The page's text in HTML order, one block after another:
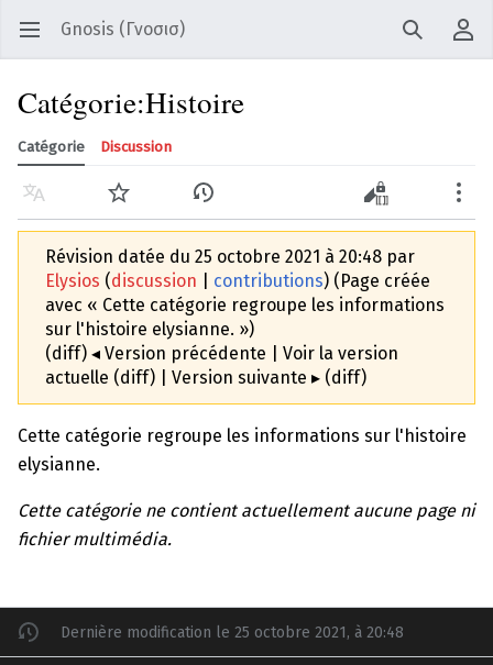
Ouvrir le menu principal
Gnosis (Γνοσισ)
Menu utilisateur
Catégorie:Histoire
Catégorie Discussion
Langue Suivre Historique Modifier le wikicode Plus
Révision datée du 25 octobre 2021 à 20:48 par
Elysios (discussion contributions) (Page créée
avec « Cette catégorie regroupe les informations
sur l'histoire elysianne. »)
(diff) ◂ Version précédente | Voir la version
actuelle (diff) | Version suivante ▸ (diff)
Cette catégorie regroupe les informations sur l'histoire
elysianne.
Cette catégorie ne contient actuellement aucune page ni
fichier multimédia.
Dernière modification le 25 octobre 2021, à 20:48